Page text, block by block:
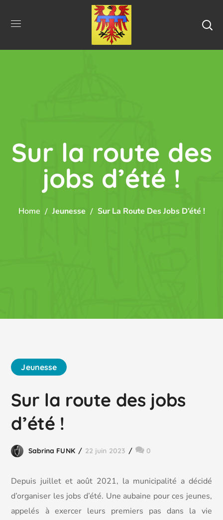
Sur la route des
jobs d’été !
Home Jeunesse Sur La Route Des Jobs D’été !
Jeunesse
Sur la route des jobs
d’été !
Sabrina FUNK 22 juin 2023 0
Depuis juillet et août 2021, la municipalité a décidé
d’organiser les jobs d’été. Une aubaine pour ces jeunes,
appelés à exercer leurs premiers pas dans la vie